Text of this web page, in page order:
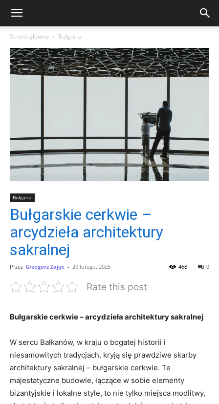
Strona główna Bułgaria
Bułgaria
Bułgarskie cerkwie –
arcydzieła architektury
sakralnej
Przez Grzegorz Zając - 20 lutego, 2025 0
468
Rate this post
Bułgarskie‍ cerkwie – arcydzieła architektury sakralnej
W sercu Bałkanów, w kraju ‌o bogatej historii i
niesamowitych tradycjach, kryją się prawdziwe skarby
architektury sakralnej – bułgarskie cerkwie. Te
majestatyczne budowle, łączące⁣ w sobie elementy
bizantyjskie i lokalne style, to nie tylko miejsca modlitwy,